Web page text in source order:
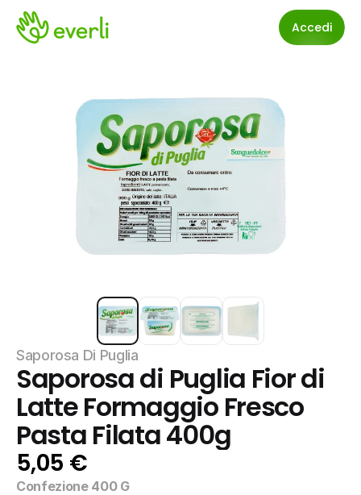
Accedi
Saporosa Di Puglia
Saporosa di Puglia Fior di
Latte Formaggio Fresco
Pasta Filata 400g
5,05 €
Confezione 400 G